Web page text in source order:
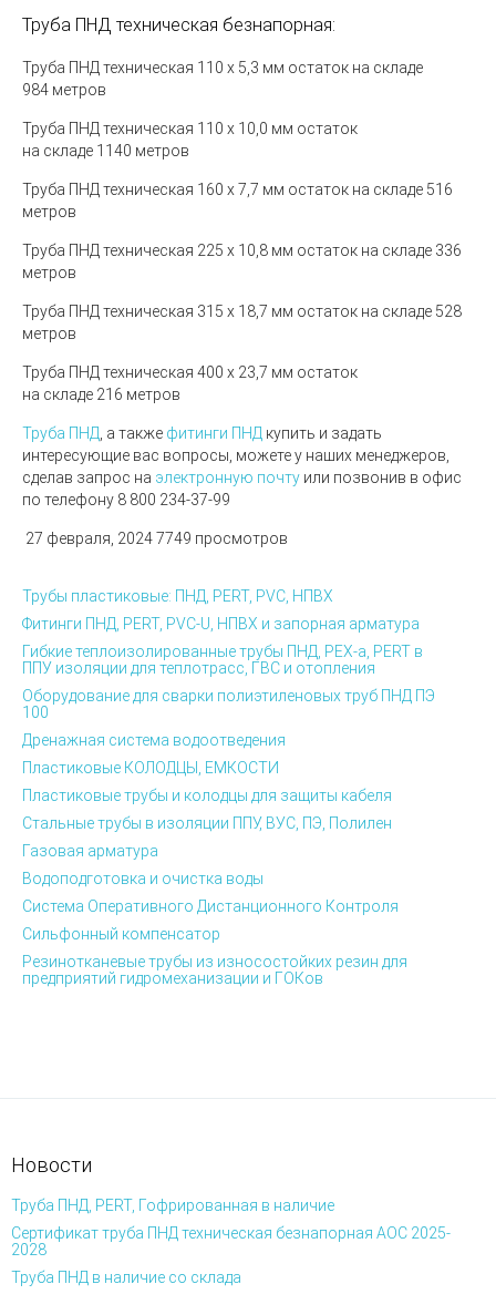
Труба ПНД техническая безнапорная:
Труба ПНД техническая 110 х 5,3 мм остаток на складе
984 метров
Труба ПНД техническая 110 х 10,0 мм остаток
на складе 1140 метров
Труба ПНД техническая 160 х 7,7 мм остаток на складе 516
метров
Труба ПНД техническая 225 х 10,8 мм остаток на складе 336
метров
Труба ПНД техническая 315 х 18,7 мм остаток на складе 528
метров
Труба ПНД техническая 400 х 23,7 мм остаток
на складе 216 метров
Труба ПНД , а также фитинги ПНД купить и задать
интересующие вас вопросы, можете у наших менеджеров,
сделав запрос на электронную почту или позвонив в офис
по телефону 8 800 234-37-99
27 февраля, 20247749 просмотров
Трубы пластиковые: ПНД, PERT, PVC, НПВХ
Фитинги ПНД, PERT, PVC-U, НПВХ и запорная арматура
Гибкие теплоизолированные трубы ПНД, PEX-а, PERT в
ППУ изоляции для теплотрасс, ГВС и отопления
Оборудование для сварки полиэтиленовых труб ПНД ПЭ
100
Дренажная система водоотведения
Пластиковые КОЛОДЦЫ, ЕМКОСТИ
Пластиковые трубы и колодцы для защиты кабеля
Стальные трубы в изоляции ППУ, ВУС, ПЭ, Полилен
Газовая арматура
Водоподготовка и очистка воды
Система Оперативного Дистанционного Контроля
Сильфонный компенсатор
Резинотканевые трубы из износостойких резин для
предприятий гидромеханизации и ГОКов
Новости
Труба ПНД, PERT, Гофрированная в наличие
Сертификат труба ПНД техническая безнапорная АОС 2025-
2028
Труба ПНД в наличие со склада